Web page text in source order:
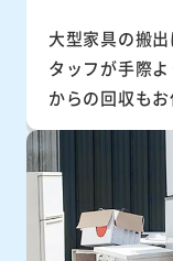
大型家具の搬
タッフが手際
からの回収もお